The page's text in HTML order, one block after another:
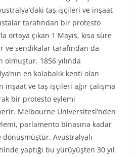
taş işçileri ve inşaat
tarafından bir protesto
ortaya çıkan 1 Mayıs, kısa süre
ve sendikalar tarafından da
1856 yılında
en kalabalık kenti olan
inşaat ve taş işçileri ağır çalışma
bir protesto eylemi
Melbourne Üniversitesi’nden
parlamento binasına kadar
Avustralyalı
yaptığı bu yürüyüşten 30 yıl